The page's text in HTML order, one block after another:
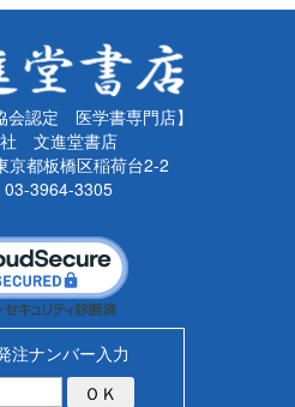
会認定 医学書専門店】
文進堂書店
京都板橋区稲荷台2-2
03-3964-3305
注ナンバー入力